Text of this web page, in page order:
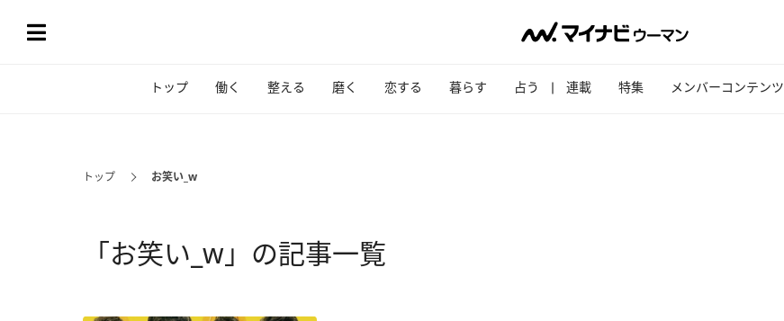
トップ 働く 整える 磨く 恋する 暮らす 占う 連載 特集 メンバーコンテンツ
トップ お笑い_w
「お笑い_w」の記事一覧